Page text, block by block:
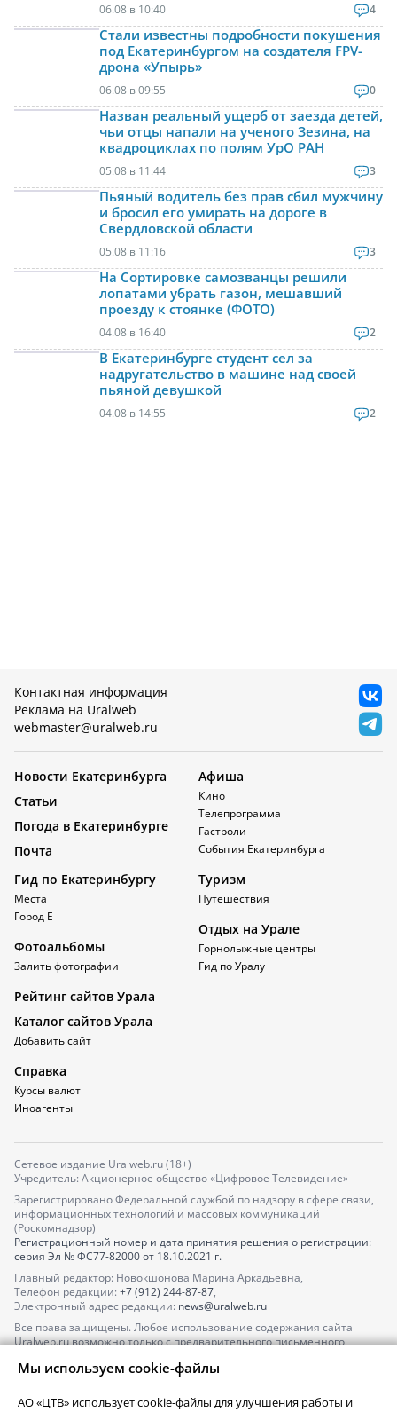
06.08 в 10:40 4
Стали известны подробности покушения
под Екатеринбургом на создателя FPV-
дрона «Упырь»
06.08 в 09:55 0
Назван реальный ущерб от заезда детей,
чьи отцы напали на ученого Зезина, на
квадроциклах по полям УрО РАН
05.08 в 11:44 3
Пьяный водитель без прав сбил мужчину
и бросил его умирать на дороге в
Свердловской области
05.08 в 11:16 3
На Сортировке самозванцы решили
лопатами убрать газон, мешавший
проезду к стоянке (ФОТО)
04.08 в 16:40 2
В Екатеринбурге студент сел за
надругательство в машине над своей
пьяной девушкой
04.08 в 14:55 2
Контактная информация
Реклама на Uralweb
webmaster@uralweb.ru
Новости Екатеринбурга
Статьи
Погода в Екатеринбурге
Почта
Афиша
Кино
Телепрограмма
Гастроли
События Екатеринбурга
Гид по Екатеринбургу
Места
Город Е
Фотоальбомы
Залить фотографии
Туризм
Путешествия
Отдых на Урале
Горнолыжные центры
Гид по Уралу
Рейтинг сайтов Урала
Каталог сайтов Урала
Добавить сайт
Справка
Курсы валют
Иноагенты
Сетевое издание Uralweb.ru (18+)
Учредитель: Акционерное общество «Цифровое Телевидение»
Зарегистрировано Федеральной службой по надзору в сфере связи,
информационных технологий и массовых коммуникаций
(Роскомнадзор)
Регистрационный номер и дата принятия решения о регистрации:
серия Эл № ФС77-82000от 18.10.2021 г.
Главный редактор: Новокшонова Марина Аркадьевна,
Телефон редакции: +7 (912) 244-87-87,
Электронный адрес редакции: news@uralweb.ru
Все права защищены. Любое использование содержания сайта
Uralweb.ru возможно только с предварительного письменного
По вопросам размещения рекламы обращайтесь по тел.
Мы используем cookie-файлы
АО «ЦТВ» использует cookie-файлы для улучшения работы и